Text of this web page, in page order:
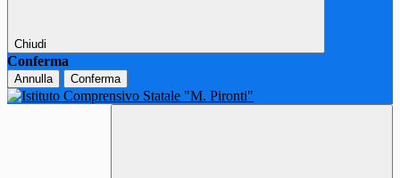
Chiudi
Conferma
Annulla Conferma